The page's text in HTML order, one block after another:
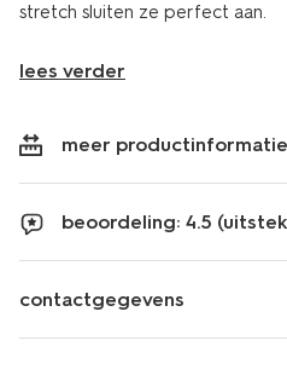
stretch sluiten ze perfect aan.
lees verder
meer productinformatie
beoordeling: 4.5
contactgegevens